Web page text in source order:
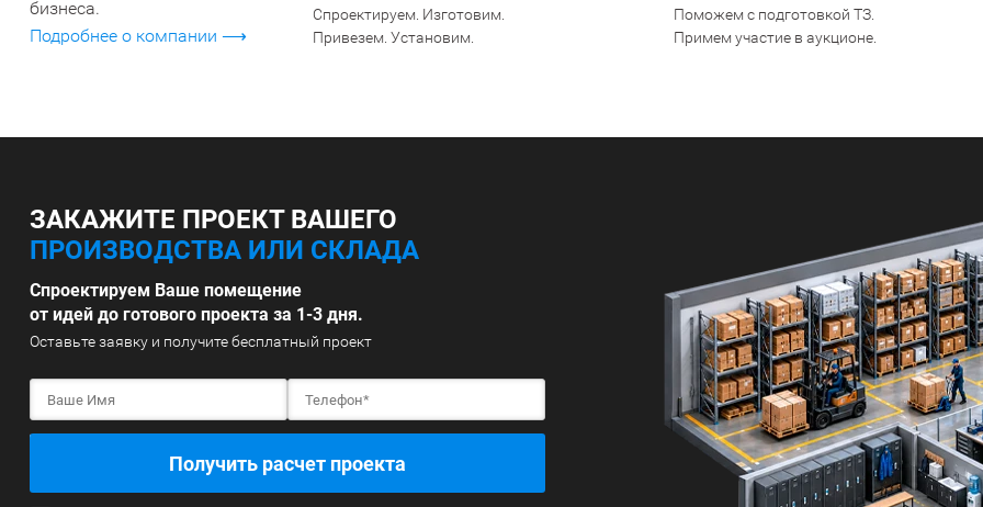
бизнеса.
Подробнее о компании ⟶
Спроектируем. Изготовим.
Привезем. Установим.
Поможем с подготовкой ТЗ.
Примем участие в аукционе.
ЗАКАЖИТЕ ПРОЕКТ ВАШЕГО
ПРОИЗВОДСТВА ИЛИ СКЛАДА
Спроектируем Ваше помещение
от идей до готового проекта за 1-3 дня.
Оставьте заявку и получите бесплатный проект
Получить расчет проекта